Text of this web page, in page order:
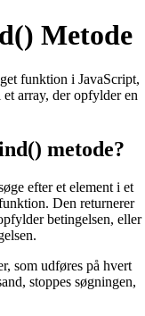
Metode
funktion i JavaScript,
array, der opfylder en
metode?
efter et element i et
Den returnerer
betingelsen, eller
som udføres på hvert
stoppes søgningen,